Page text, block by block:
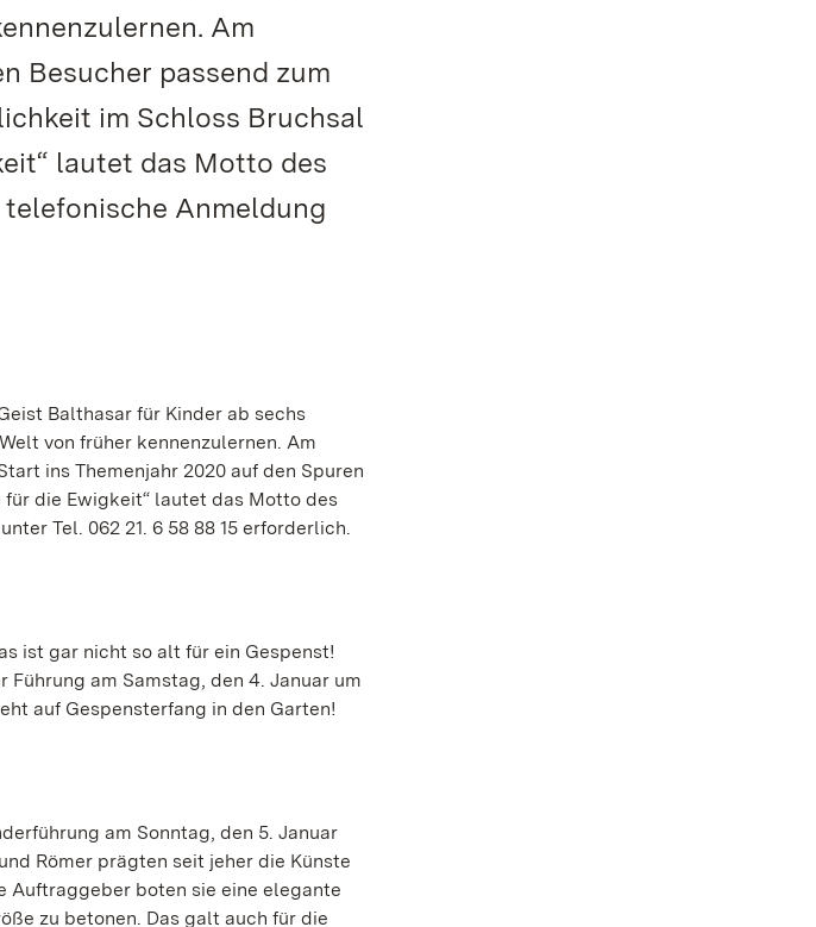
Am
Besucher passend zum
im Schloss Bruchsal
lautet das Motto des
telefonische Anmeldung
Balthasar für Kinder ab sechs
von früher kennenzulernen. Am
ins Themenjahr 2020 auf den Spuren
die Ewigkeit“ lautet das Motto des
Tel. 062 21. 6 58 88 15 erforderlich.
ist gar nicht so alt für ein Gespenst!
am Samstag, den 4. Januar um
auf Gespensterfang in den Garten!
am Sonntag, den 5. Januar
Römer prägten seit jeher die Künste
Auftraggeber boten sie eine elegante
zu betonen. Das galt auch für die